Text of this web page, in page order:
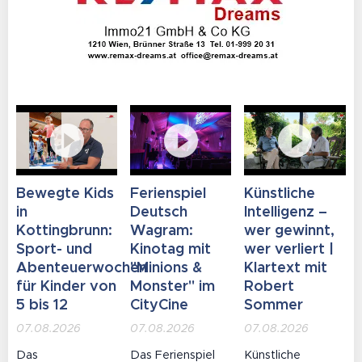
gelandet.
Mehr als
80.000
haben die
Show
bereits
bestaunt
Seit 2018
die Fans
warten, um
die Show
nach einer
André
Heller nach
sorgte mit
seinen Hits
für die
traditionellen
VIP-
Riesentorlauf
"carvten"
Bewegte Kids
in
Kottingbrunn:
Sport- und
Abenteuerwochen
für Kinder von
5 bis 12
07.08.2026
Das
Ferienspiel
Deutsch
Wagram:
Kinotag mit
"Minions &
Monster" im
CityCine
07.08.2026
Das Ferienspiel
Künstliche
Intelligenz –
wer gewinnt,
wer verliert |
Klartext mit
Robert
Sommer
07.08.2026
Künstliche